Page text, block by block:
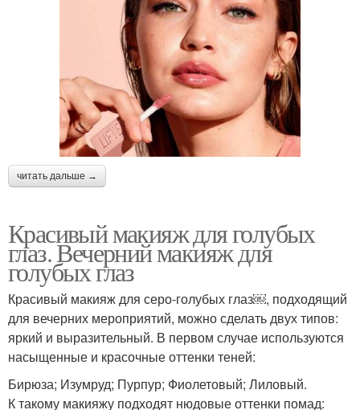
читать дальше →
Красивый макияж для голубых
глаз. Вечерний макияж для
голубых глаз
Красивый макияж для серо-голубых глаз￼, подходящий
для вечерних мероприятий, можно сделать двух типов:
яркий и выразительный. В первом случае используются
насыщенные и красочные оттенки теней:
Бирюза; Изумруд; Пурпур; Фиолетовый; Лиловый.
К такому макияжу подходят нюдовые оттенки помад: